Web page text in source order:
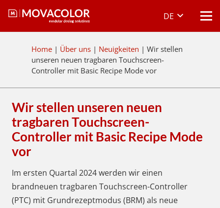
DE
Home | Über uns | Neuigkeiten | Wir stellen
unseren neuen tragbaren Touchscreen-
Controller mit Basic Recipe Mode vor
Wir stellen unseren neuen
tragbaren Touchscreen-
Controller mit Basic Recipe Mode
vor
Im ersten Quartal 2024 werden wir einen
brandneuen tragbaren Touchscreen-Controller
(PTC) mit Grundrezeptmodus (BRM) als neue